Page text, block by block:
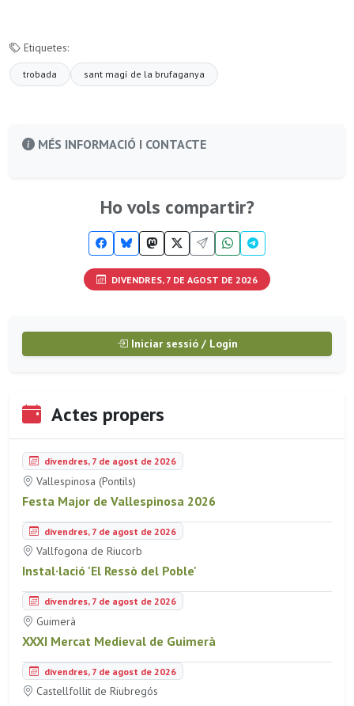
Etiquetes:
trobada sant magí de la brufaganya
MÉS INFORMACIÓ I CONTACTE
Ho vols compartir?
DIVENDRES, 7 DE AGOST DE 2026
Iniciar sessió / Login
Actes propers
divendres, 7 de agost de 2026
Vallespinosa (Pontils)
Festa Major de Vallespinosa 2026
divendres, 7 de agost de 2026
Vallfogona de Riucorb
Instal·lació 'El Ressò del Poble'
divendres, 7 de agost de 2026
Guimerà
XXXI Mercat Medieval de Guimerà
divendres, 7 de agost de 2026
Castellfollit de Riubregós